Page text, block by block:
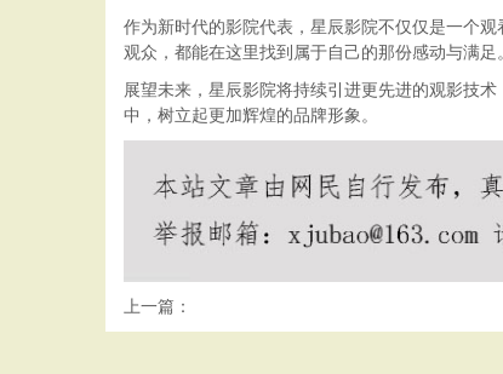
作为新时代的影院代表，星辰影院不仅仅是一个
观众，都能在这里找到属于自己的那份感动与满足。
展望未来，星辰影院将持续引进更先进的观影技
中，树立起更加辉煌的品牌形象。
上一篇：